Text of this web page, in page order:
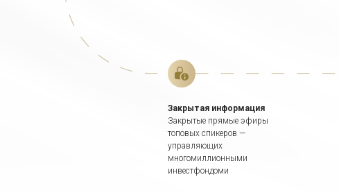
Закрытая информация
Закрытые прямые эфиры
топовых спикеров —
управляющих
многомиллионными
инвестфондоми